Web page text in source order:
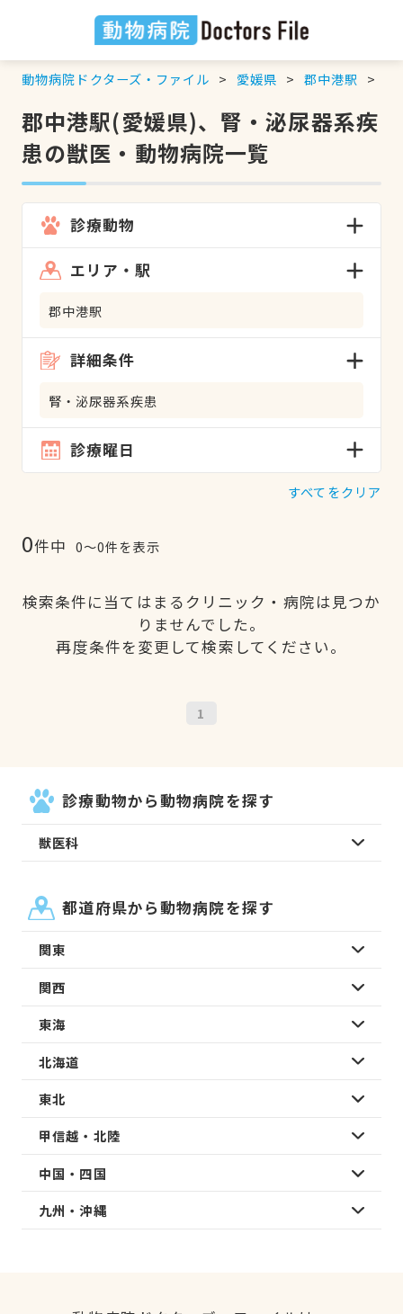
動物病院ドクターズ・ファイル 愛媛県 郡中港駅
郡中港駅(愛媛県)、腎・泌尿器系疾
患の獣医・動物病院一覧
診療動物
エリア・駅
郡中港駅
詳細条件
腎・泌尿器系疾患
診療曜日
すべてをクリア
0件中 0〜0件を表示
検索条件に当てはまるクリニック・病院は見つか
りませんでした。
再度条件を変更して検索してください。
1
診療動物から動物病院を探す
獣医科
都道府県から動物病院を探す
関東
関西
東海
北海道
東北
甲信越・北陸
中国・四国
九州・沖縄